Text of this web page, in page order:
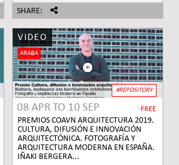
SHARE:
VIDEO
ARABA
08 APR TO 10 SEP FREE
PREMIOS COAVN ARQUITECTURA 2019.
CULTURA, DIFUSIÓN E INNOVACIÓN
ARQUITECTÓNICA. FOTOGRAFÍA Y
ARQUITECTURA MODERNA EN ESPAÑA.
IÑAKI BERGERA...
#REPOSITORY